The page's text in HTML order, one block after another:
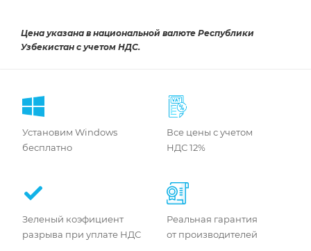
Цена указана в национальной валюте Республики
Узбекистан с учетом НДС.
Установим Windows
бесплатно
Все цены с учетом
НДС 12%
Зеленый коэфициент
разрыва при уплате НДС
Реальная гарантия
от производителей